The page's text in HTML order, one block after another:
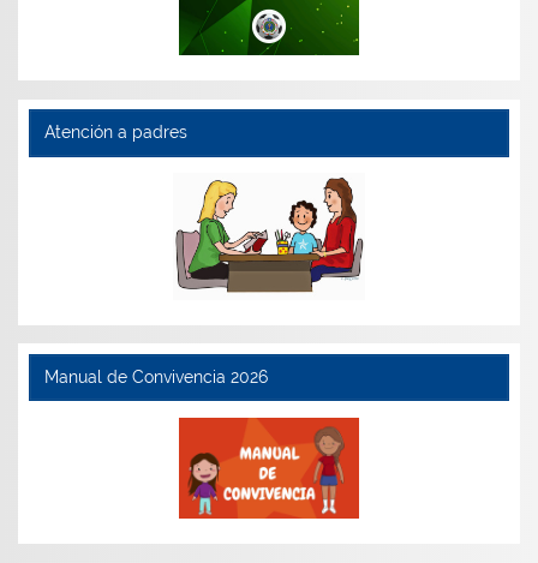
Atención a padres
Manual de Convivencia 2026